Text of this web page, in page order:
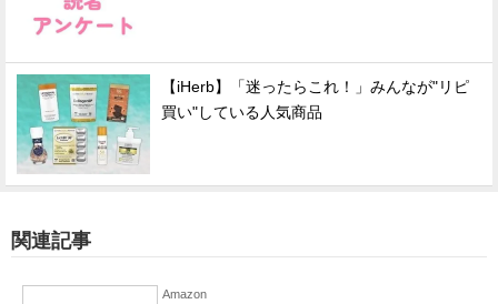
【iHerb】「迷ったらこれ！」みんなが"リピ
買い"している人気商品
関連記事
Amazon